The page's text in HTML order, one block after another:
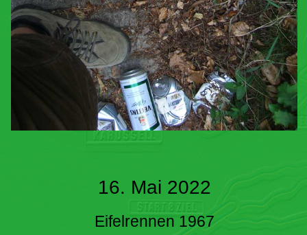
16. Mai 2022
Eifelrennen 1967